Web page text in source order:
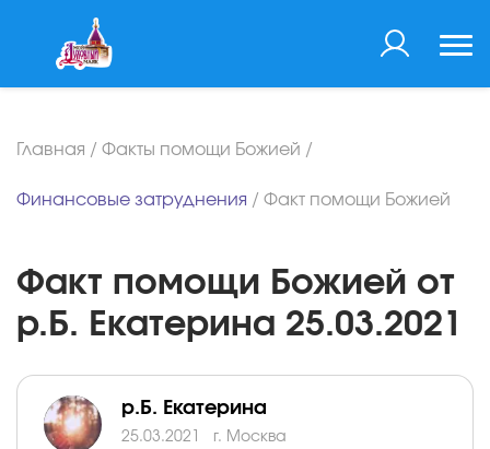
Главная / Факты помощи Божией /
Финансовые затруднения / Факт помощи Божией
Факт помощи Божией от
р.Б. Екатерина 25.03.2021
р.Б. Екатерина
25.03.2021 г. Москва